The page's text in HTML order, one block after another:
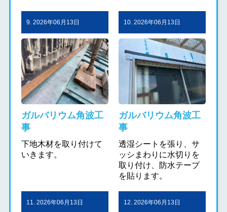
9. 2026年06月13日
ガルバリウム角波工
事
下地木材を取り付けて
いきます。
10. 2026年06月13日
ガルバリウム角波工
事
透湿シートを張り、サ
ッシまわりに水切りを
取り付け、防水テープ
を貼ります。
11. 2026年06月13日 12. 2026年06月13日